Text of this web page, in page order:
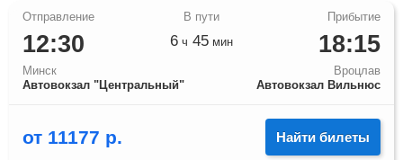
12:30
Минск
Автовокзал "Центральный"
18:15
Вроцлав
Автовокзал Вильнюс
6 ч 45 мин
от 11177 р. Найти билеты